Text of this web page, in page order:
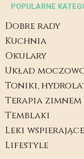
POPULARNE
Dobre rady
Kuchnia
Okulary
Układ
Toniki,
Terapia zimnem
Temblaki
Leki
Lifestyle